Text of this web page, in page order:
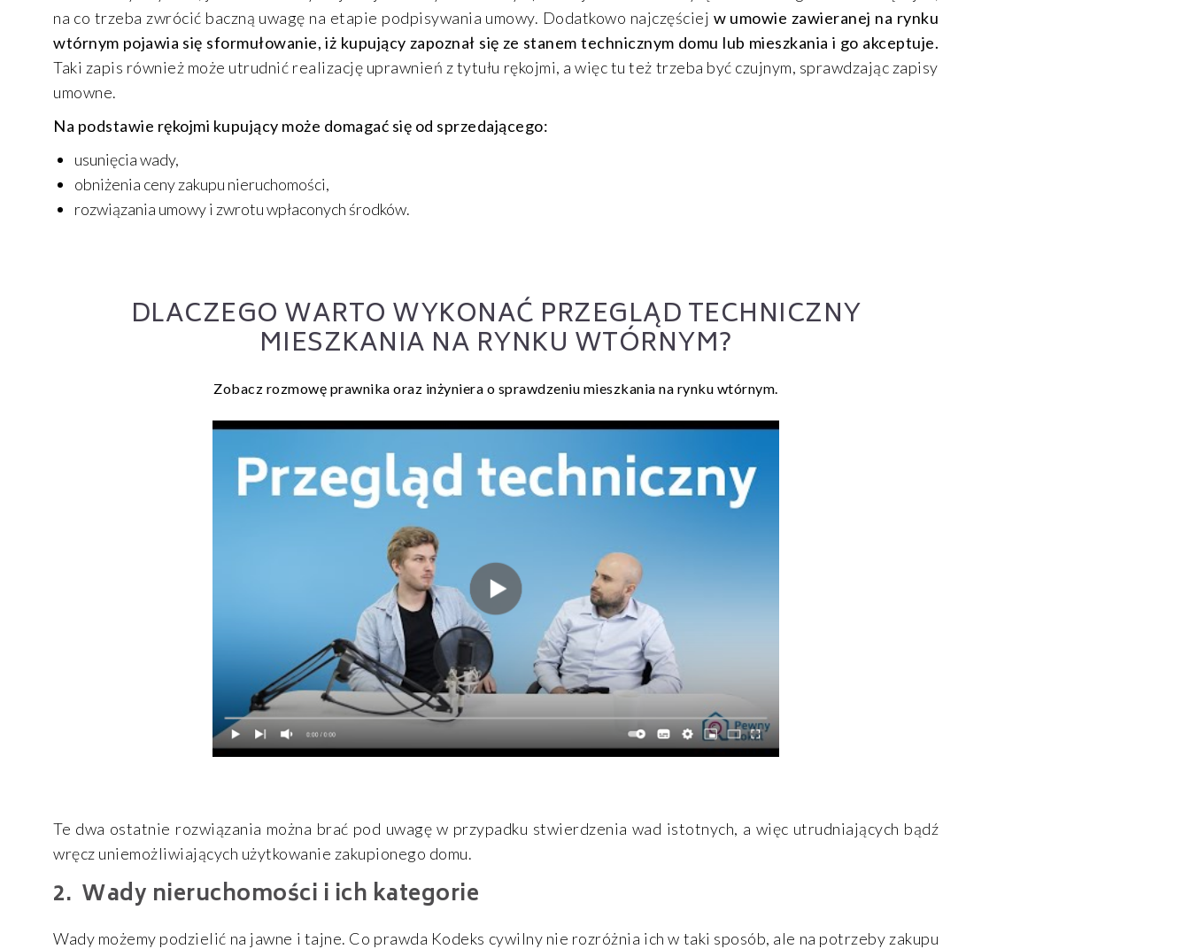
na co trzeba zwrócić baczną uwagę na etapie podpisywania umowy. Dodatkowo najczęściej w umowie zawieranej na rynku
wtórnym pojawia się sformułowanie, iż kupujący zapoznał się ze stanem technicznym domu lub mieszkania i go akceptuje.
Taki zapis również może utrudnić realizację uprawnień z tytułu rękojmi, a więc tu też trzeba być czujnym, sprawdzając zapisy
umowne.
Na podstawie rękojmi kupujący może domagać się od sprzedającego:
usunięcia wady,
obniżenia ceny zakupu nieruchomości,
rozwiązania umowy i zwrotu wpłaconych środków.
DLACZEGO WARTO WYKONAĆ PRZEGLĄD TECHNICZNY
MIESZKANIA NA RYNKU WTÓRNYM?
Zobacz rozmowę prawnika oraz inżyniera o sprawdzeniu mieszkania na rynku wtórnym.
Te dwa ostatnie rozwiązania można brać pod uwagę w przypadku stwierdzenia wad istotnych, a więc utrudniających bądź
wręcz uniemożliwiających użytkowanie zakupionego domu.
Wady nieruchomości i ich kategorie
Wady możemy podzielić na jawne i tajne. Co prawda Kodeks cywilny nie rozróżnia ich w taki sposób, ale na potrzeby zakupu